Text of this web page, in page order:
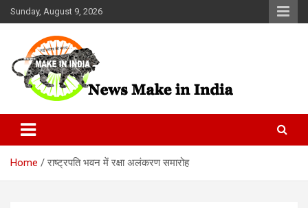
Skip
to
Sunday, August 9, 2026
News Make In india
Home राष्ट्रपति भवन में रक्षा अलंकरण समारोह